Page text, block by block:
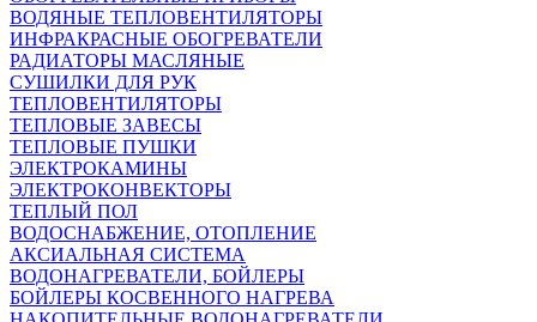
ВОДЯНЫЕ ТЕПЛОВЕНТИЛЯТОРЫ
ИНФРАКРАСНЫЕ ОБОГРЕВАТЕЛИ
РАДИАТОРЫ МАСЛЯНЫЕ
СУШИЛКИ ДЛЯ РУК
ТЕПЛОВЕНТИЛЯТОРЫ
ТЕПЛОВЫЕ ЗАВЕСЫ
ТЕПЛОВЫЕ ПУШКИ
ЭЛЕКТРОКАМИНЫ
ЭЛЕКТРОКОНВЕКТОРЫ
ТЕПЛЫЙ ПОЛ
ВОДОСНАБЖЕНИЕ, ОТОПЛЕНИЕ
АКСИАЛЬНАЯ СИСТЕМА
ВОДОНАГРЕВАТЕЛИ, БОЙЛЕРЫ
БОЙЛЕРЫ КОСВЕННОГО НАГРЕВА